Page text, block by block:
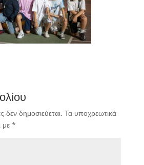
δημοσιεύεται. Τα υποχρεωτικά
με *